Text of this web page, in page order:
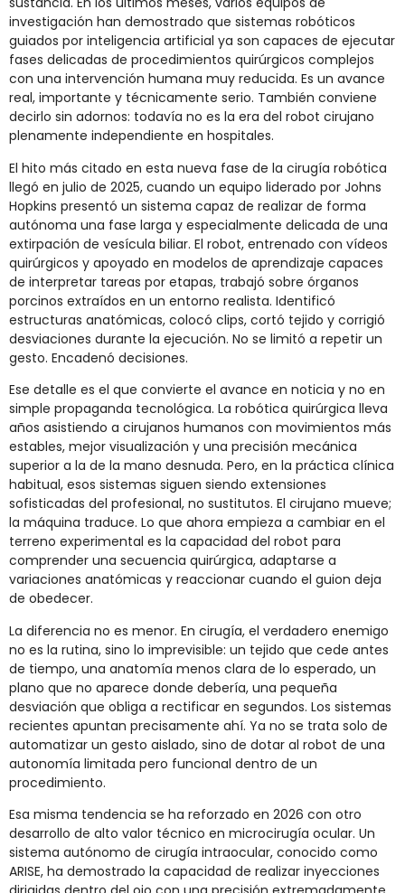
investigación han demostrado que sistemas robóticos
guiados por inteligencia artificial ya son capaces de ejecutar
fases delicadas de procedimientos quirúrgicos complejos
con una intervención humana muy reducida. Es un avance
real, importante y técnicamente serio. También conviene
decirlo sin adornos: todavía no es la era del robot cirujano
plenamente independiente en hospitales.
El hito más citado en esta nueva fase de la cirugía robótica
llegó en julio de 2025, cuando un equipo liderado por Johns
Hopkins presentó un sistema capaz de realizar de forma
autónoma una fase larga y especialmente delicada de una
extirpación de vesícula biliar. El robot, entrenado con vídeos
quirúrgicos y apoyado en modelos de aprendizaje capaces
de interpretar tareas por etapas, trabajó sobre órganos
porcinos extraídos en un entorno realista. Identificó
estructuras anatómicas, colocó clips, cortó tejido y corrigió
desviaciones durante la ejecución. No se limitó a repetir un
gesto. Encadenó decisiones.
Ese detalle es el que convierte el avance en noticia y no en
simple propaganda tecnológica. La robótica quirúrgica lleva
años asistiendo a cirujanos humanos con movimientos más
estables, mejor visualización y una precisión mecánica
superior a la de la mano desnuda. Pero, en la práctica clínica
habitual, esos sistemas siguen siendo extensiones
sofisticadas del profesional, no sustitutos. El cirujano mueve;
la máquina traduce. Lo que ahora empieza a cambiar en el
terreno experimental es la capacidad del robot para
comprender una secuencia quirúrgica, adaptarse a
variaciones anatómicas y reaccionar cuando el guion deja
de obedecer.
La diferencia no es menor. En cirugía, el verdadero enemigo
no es la rutina, sino lo imprevisible: un tejido que cede antes
de tiempo, una anatomía menos clara de lo esperado, un
plano que no aparece donde debería, una pequeña
desviación que obliga a rectificar en segundos. Los sistemas
recientes apuntan precisamente ahí. Ya no se trata solo de
automatizar un gesto aislado, sino de dotar al robot de una
autonomía limitada pero funcional dentro de un
procedimiento.
Esa misma tendencia se ha reforzado en 2026 con otro
desarrollo de alto valor técnico en microcirugía ocular. Un
sistema autónomo de cirugía intraocular, conocido como
ARISE, ha demostrado la capacidad de realizar inyecciones